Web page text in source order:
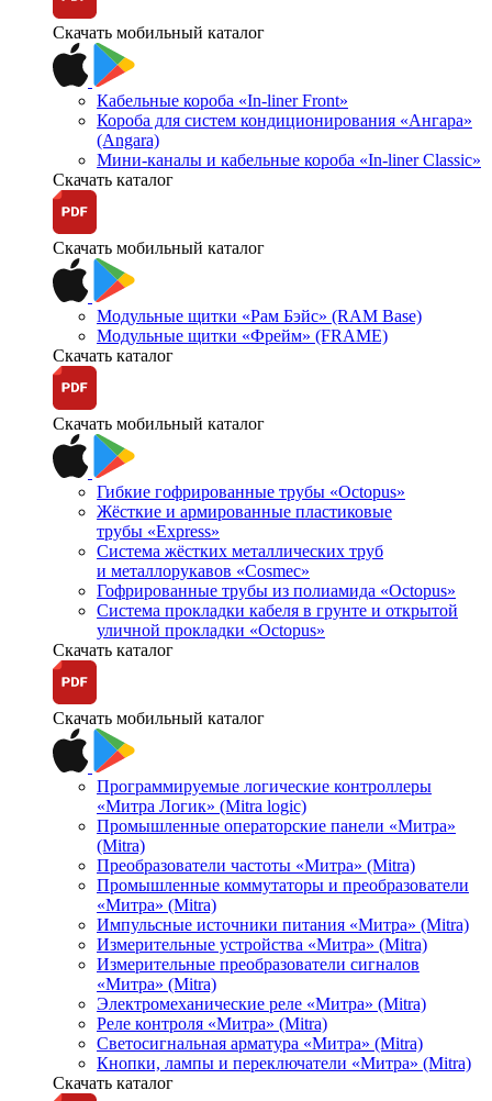
Скачать мобильный каталог
Кабельные короба «In-liner Front»
Короба для систем кондиционирования «Ангара»
(Angara)
Мини-каналы и кабельные короба «In-liner Classic»
Скачать каталог
Скачать мобильный каталог
Модульные щитки «Рам Бэйс» (RAM Base)
Модульные щитки «Фрейм» (FRAME)
Скачать каталог
Скачать мобильный каталог
Гибкие гофрированные трубы «Octopus»
Жёсткие и армированные пластиковые
трубы «Express»
Система жёстких металлических труб
и металлорукавов «Cosmec»
Гофрированные трубы из полиамида «Octopus»
Система прокладки кабеля в грунте и открытой
уличной прокладки «Octopus»
Скачать каталог
Скачать мобильный каталог
Программируемые логические контроллеры
«Митра Логик» (Mitra logic)
Промышленные операторские панели «Митра»
(Mitra)
Преобразователи частоты «Митра» (Mitra)
Промышленные коммутаторы и преобразователи
«Митра» (Mitra)
Импульсные источники питания «Митра» (Mitra)
Измерительные устройства «Митра» (Mitra)
Измерительные преобразователи сигналов
«Митра» (Mitra)
Электромеханические реле «Митра» (Mitra)
Реле контроля «Митра» (Mitra)
Светосигнальная арматура «Митра» (Mitra)
Кнопки, лампы и переключатели «Митра» (Mitra)
Скачать каталог